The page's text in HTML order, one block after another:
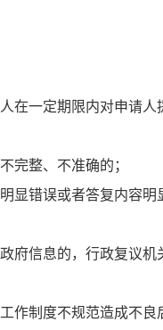
在一定期限内对申请人
完整、不准确的；
显错误或者答复内容明
府信息的，行政复议机
作制度不规范造成不良